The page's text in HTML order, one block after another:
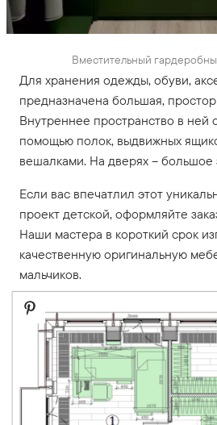
Вместительный
Для хранения одежды, обуви,
предназначена большая,
Внутреннее пространство в ней
помощью полок, выдвижных
вешалками. На дверях – большое
Если вас впечатлил этот
проект детской, оформляйте
Наши мастера в короткий срок
качественную оригинальную
мальчиков.